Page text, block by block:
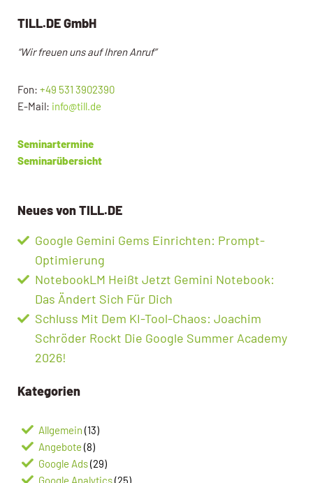
TILL.DE GmbH
“Wir freuen uns auf Ihren Anruf”
Fon: +49 531 3902390
E-Mail: info@till.de
Seminartermine
Seminarübersicht
Neues von TILL.DE
Google Gemini Gems Einrichten: Prompt-
Optimierung
NotebookLM Heißt Jetzt Gemini Notebook:
Das Ändert Sich Für Dich
Schluss Mit Dem KI-Tool-Chaos: Joachim
Schröder Rockt Die Google Summer Academy
2026!
Kategorien
Allgemein (13)
Angebote (8)
Google Ads(29)
Google Analytics(25)